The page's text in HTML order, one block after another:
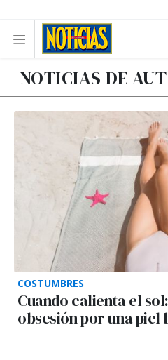
NOTICIAS DE
COSTUMBRES
Cuando calienta el
obsesión por una piel